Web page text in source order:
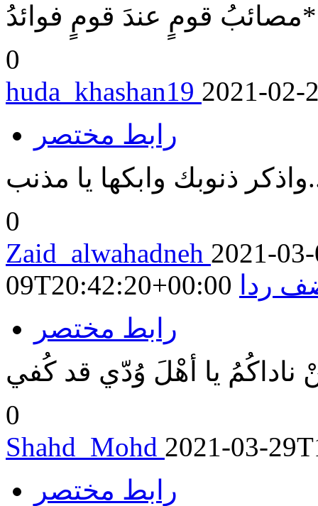
قومٍ عندَ قومٍ فوائدُ
0
huda_khashan19 2021-02-
رابط مختصر
ذنوبك وابكها يا مذنب
0
Zaid_alwahadneh 2021-
09T20:42:20+00:00 ردا
رابط مختصر
ناداكُمُ يا أهْلَ وُدّي قد كُفي
0
Shahd_Mohd 2021-03-
رابط مختصر